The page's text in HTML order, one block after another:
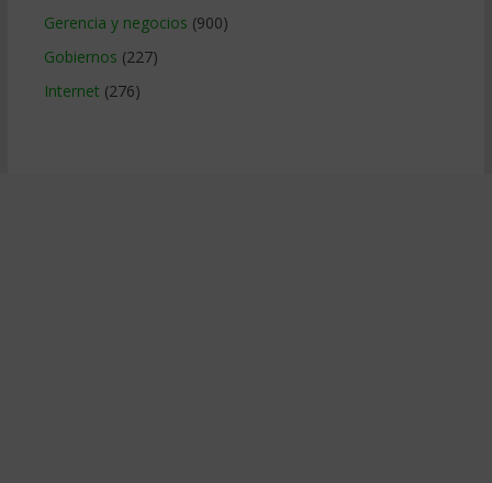
Gerencia y negocios (900)
Gobiernos (227)
Internet (276)